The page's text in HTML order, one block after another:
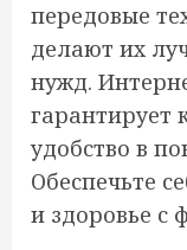
передовые
делают их
нужд.
гарантирует
удобство в
Обеспечьте
и здоровье с